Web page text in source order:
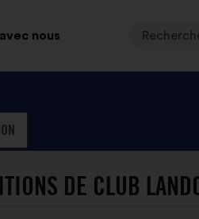
nous
Pour
une
doit
comprise
DE CLUB